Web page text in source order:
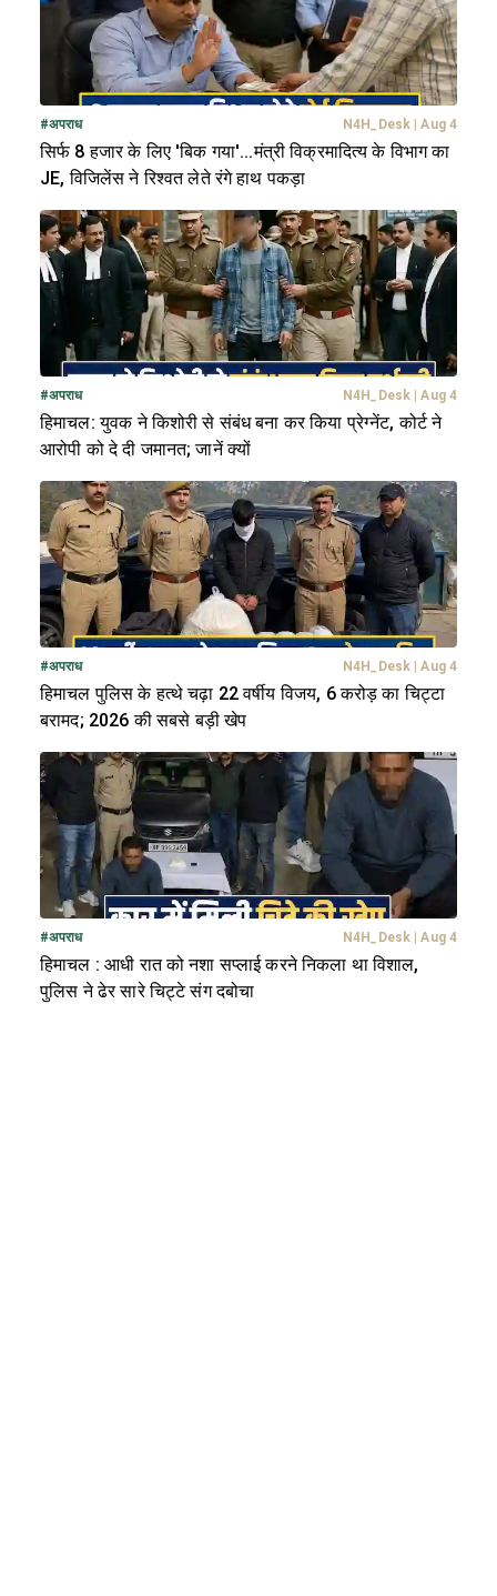
#अपराध N4H_Desk Aug 4
सिर्फ 8 हजार के लिए 'बिक गया'...मंत्री विक्रमादित्य के विभाग का
JE, विजिलेंस ने रिश्वत लेते रंगे हाथ पकड़ा
#अपराध N4H_Desk Aug 4
हिमाचल: युवक ने किशोरी से संबंध बना कर किया प्रेग्नेंट, कोर्ट ने
आरोपी को दे दी जमानत; जानें क्यों
#अपराध N4H_Desk Aug 4
हिमाचल पुलिस के हत्थे चढ़ा 22 वर्षीय विजय, 6 करोड़ का चिट्टा
बरामद; 2026 की सबसे बड़ी खेप
#अपराध N4H_Desk Aug 4
हिमाचल : आधी रात को नशा सप्लाई करने निकला था विशाल,
पुलिस ने ढेर सारे चिट्टे संग दबोचा